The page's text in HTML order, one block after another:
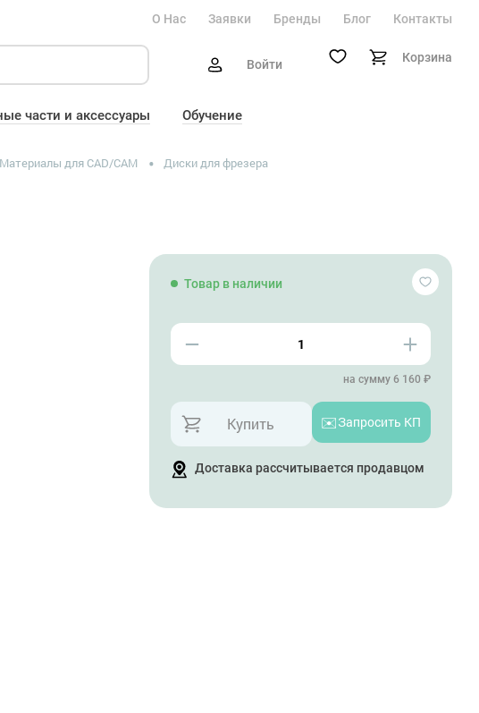
О Нас Заявки Бренды Блог Контакты
Войти Корзина
части и аксессуары Обучение
Материалы для CAD/CAM Диски для фрезера
Товар в наличии
на сумму 6 160 ₽
Купить ✉️Запросить КП
Доставка рассчитывается продавцом